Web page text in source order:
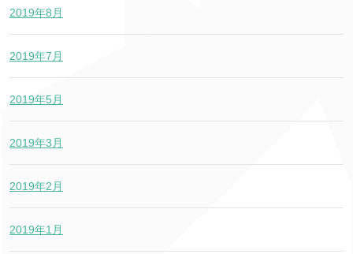
2019年8月
2019年7月
2019年5月
2019年3月
2019年2月
2019年1月